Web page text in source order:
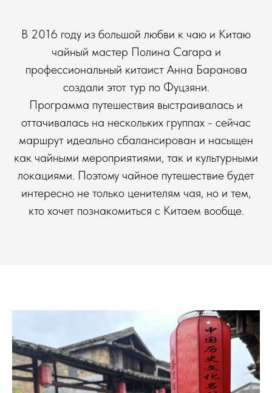
В 2016 году из большой любви к чаю и Китаю
чайный мастер Полина Сагара и
профессиональный китаист Анна Баранова
создали этот тур по Фуцзяни.
Программа путешествия выстраивалась и
оттачивалась на нескольких группах - сейчас
маршрут идеально сбалансирован и насыщен
как чайными мероприятиями, так и культурными
локациями. Поэтому чайное путешествие будет
интересно не только ценителям чая, но и тем,
кто хочет познакомиться с Китаем вообще.